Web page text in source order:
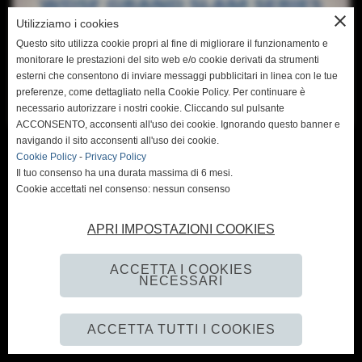
CONTINUA
close
Utilizziamo i cookies
Questo sito utilizza cookie propri al fine di migliorare il funzionamento e
monitorare le prestazioni del sito web e/o cookie derivati da strumenti
esterni che consentono di inviare messaggi pubblicitari in linea con le tue
preferenze, come dettagliato nella Cookie Policy. Per continuare è
necessario autorizzare i nostri cookie. Cliccando sul pulsante
ACCONSENTO, acconsenti all'uso dei cookie. Ignorando questo banner e
navigando il sito acconsenti all'uso dei cookie.
Cookie Policy - Privacy Policy
Il tuo consenso ha una durata massima di 6 mesi.
Cookie accettati nel consenso: nessun consenso
APRI IMPOSTAZIONI COOKIES
ACCETTA I COOKIES
NECESSARI
ACCETTA TUTTI I COOKIES